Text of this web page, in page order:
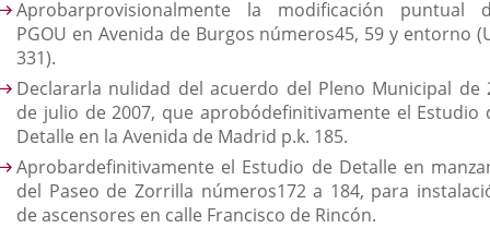
Aprobarprovisionalmente la modificación puntual
PGOU en Avenida de Burgos números45, 59 y entorno
331).
Declararla nulidad del acuerdo del Pleno Municipal de
de julio de 2007, que aprobódefinitivamente el Estudio
Detalle en la Avenida de Madrid p.k. 185.
Aprobardefinitivamente el Estudio de Detalle en
del Paseo de Zorrilla números172 a 184, para
de ascensores en calle Francisco de Rincón.